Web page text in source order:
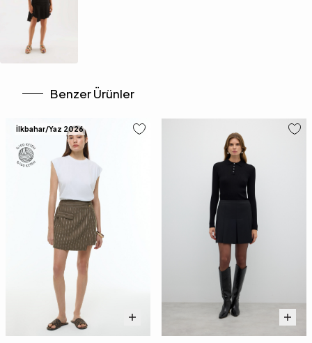
Benzer Ürünler
İlkbahar/Yaz 2026